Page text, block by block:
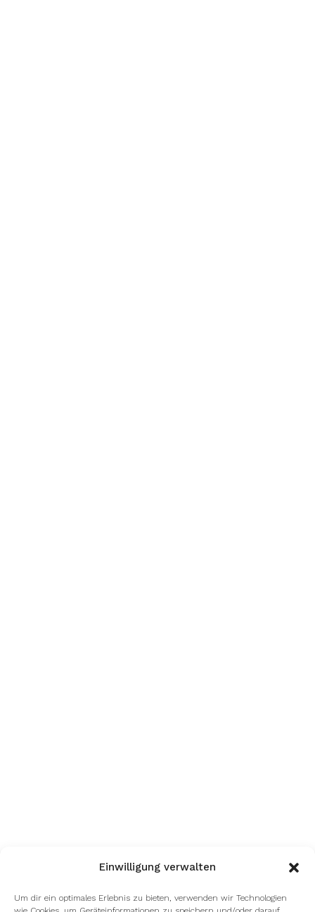
Einwilligung verwalten
Um dir ein optimales Erlebnis zu bieten, verwenden wir Technologien